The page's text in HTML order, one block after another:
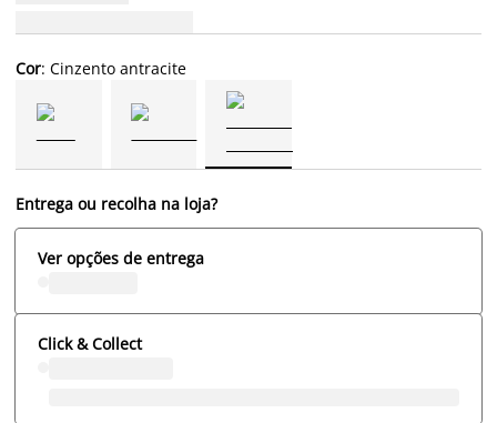
Cor: Cinzento antracite
Entrega ou recolha na loja?
Ver opções de entrega
Click & Collect